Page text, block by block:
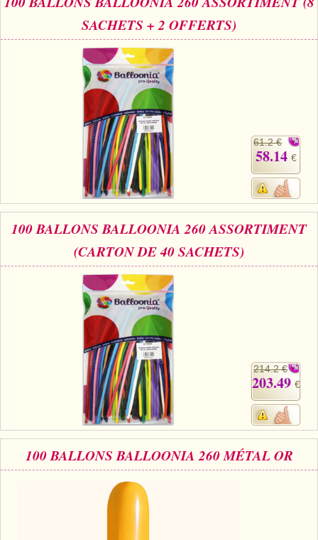
SACHETS + 2 OFFERTS)
61.2 €
58.14 €
100 BALLONS BALLOONIA 260 ASSORTIMENT
(CARTON DE 40 SACHETS)
214.2 €
203.49 €
100 BALLONS BALLOONIA 260 MÉTAL OR